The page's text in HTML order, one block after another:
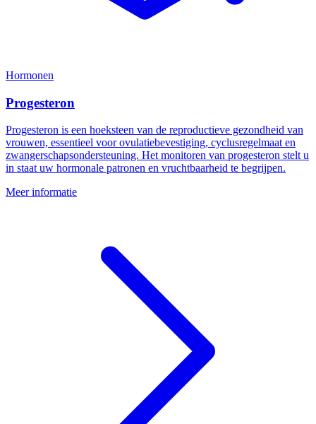
Hormonen
Progesteron
Progesteron is een hoeksteen van de reproductieve gezondheid van
vrouwen, essentieel voor ovulatiebevestiging, cyclusregelmaat en
zwangerschapsondersteuning. Het monitoren van progesteron stelt u
in staat uw hormonale patronen en vruchtbaarheid te begrijpen.
Meer informatie